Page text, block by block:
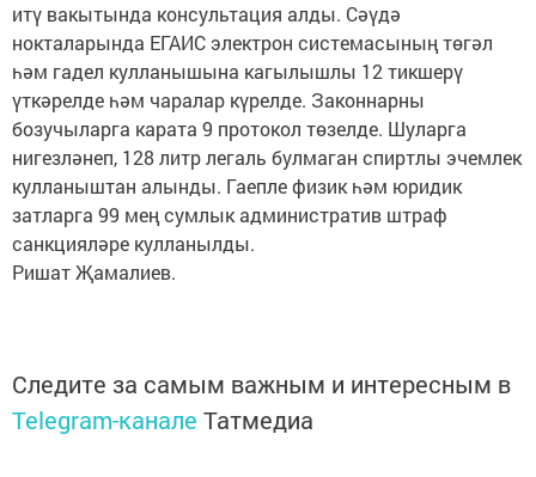
итү вакытында консультация алды. Сәүдә
нокталарында ЕГАИС электрон системасының төгәл
һәм гадел кулланышына кагылышлы 12 тикшерү
үткәрелде һәм чаралар күрелде. Законнарны
бозучыларга карата 9 протокол төзелде. Шуларга
нигезләнеп, 128 литр легаль булмаган спиртлы эчемлек
кулланыштан алынды. Гаепле физик һәм юридик
затларга 99 мең сумлык административ штраф
санкцияләре кулланылды.
Ришат Җамалиев.
Следите за самым важным и интересным в
Telegram-канале Татмедиа